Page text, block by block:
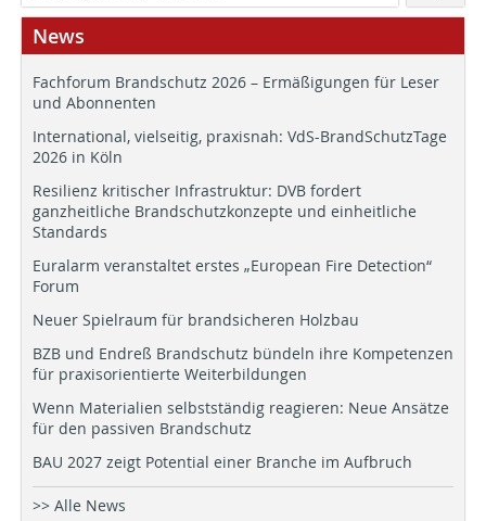
News
Fachforum Brandschutz 2026 – Ermäßigungen für Leser
und Abonnenten
International, vielseitig, praxisnah: VdS-BrandSchutzTage
2026 in Köln
Resilienz kritischer Infrastruktur: DVB fordert
ganzheitliche Brandschutzkonzepte und einheitliche
Standards
Euralarm veranstaltet erstes „European Fire Detection“
Forum
Neuer Spielraum für brandsicheren Holzbau
BZB und Endreß Brandschutz bündeln ihre Kompetenzen
für praxisorientierte Weiterbildungen
Wenn Materialien selbstständig reagieren: Neue Ansätze
für den passiven Brandschutz
BAU 2027 zeigt Potential einer Branche im Aufbruch
>> Alle News